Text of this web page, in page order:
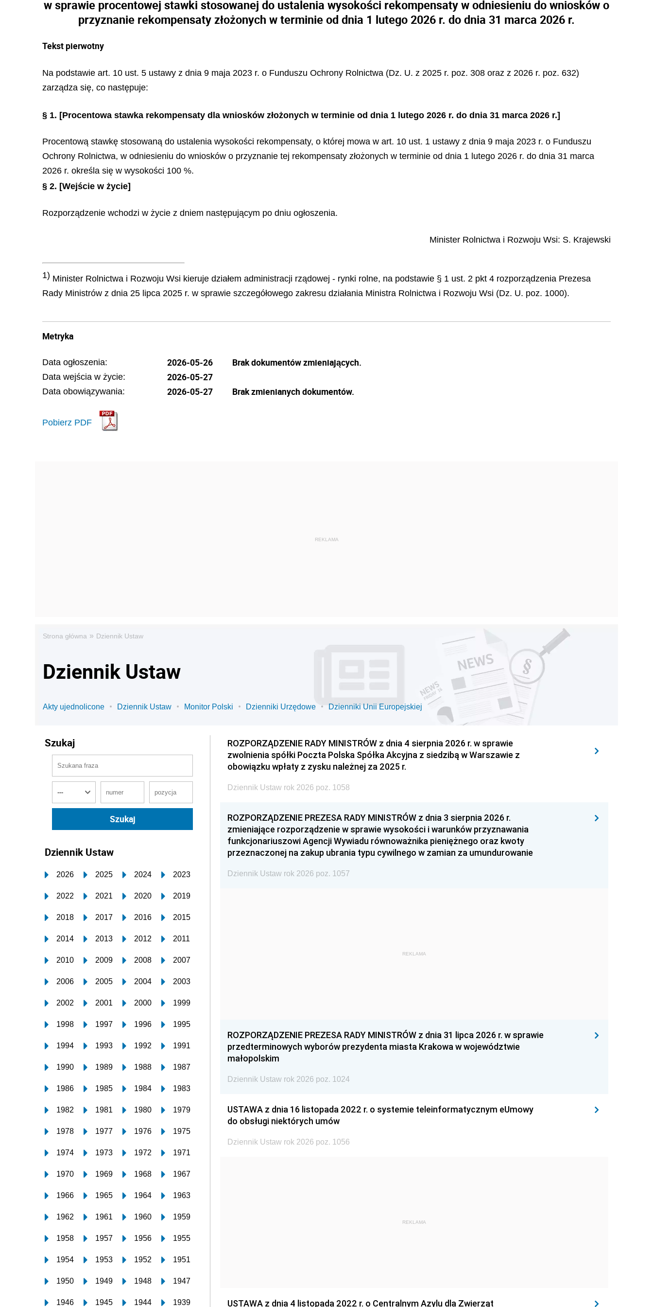
w sprawie procentowej stawki stosowanej do ustalenia wysokości rekompensaty w odniesieniu do wniosków o
przyznanie rekompensaty złożonych w terminie od dnia 1 lutego 2026 r. do dnia 31 marca 2026 r.
Tekst pierwotny
Na podstawie art. 10 ust. 5 ustawy z dnia 9 maja 2023 r. o Funduszu Ochrony Rolnictwa (Dz. U. z 2025 r. poz. 308 oraz z 2026 r. poz. 632)
zarządza się, co następuje:
§ 1. [Procentowa stawka rekompensaty dla wniosków złożonych w terminie od dnia 1 lutego 2026 r. do dnia 31 marca 2026 r.]
Procentową stawkę stosowaną do ustalenia wysokości rekompensaty, o której mowa w art. 10 ust. 1 ustawy z dnia 9 maja 2023 r. o Funduszu
Ochrony Rolnictwa, w odniesieniu do wniosków o przyznanie tej rekompensaty złożonych w terminie od dnia 1 lutego 2026 r. do dnia 31 marca
2026 r. określa się w wysokości 100 %.
§ 2. [Wejście w życie]
Rozporządzenie wchodzi w życie z dniem następującym po dniu ogłoszenia.
Minister Rolnictwa i Rozwoju Wsi: S. Krajewski
1) Minister Rolnictwa i Rozwoju Wsi kieruje działem administracji rządowej - rynki rolne, na podstawie § 1 ust. 2 pkt 4 rozporządzenia Prezesa
Rady Ministrów z dnia 25 lipca 2025 r. w sprawie szczegółowego zakresu działania Ministra Rolnictwa i Rozwoju Wsi (Dz. U. poz. 1000).
Metryka
Data ogłoszenia: 2026-05-26
Data wejścia w życie: 2026-05-27
Data obowiązywania: 2026-05-27
Pobierz PDF
Brak dokumentów zmieniających.
Brak zmienianych dokumentów.
Strona główna » Dziennik Ustaw
Dziennik Ustaw
Akty ujednolicone Dziennik Ustaw Monitor Polski Dzienniki Urzędowe Dzienniki Unii Europejskiej
Szukaj
Dziennik Ustaw
2026 2025 2024 2023
2022 2021 2020 2019
2018 2017 2016 2015
2014 2013 2012 2011
2010 2009 2008 2007
2006 2005 2004 2003
2002 2001 2000 1999
1998 1997 1996 1995
1994 1993 1992 1991
1990 1989 1988 1987
1986 1985 1984 1983
1982 1981 1980 1979
1978 1977 1976 1975
1974 1973 1972 1971
1970 1969 1968 1967
1966 1965 1964 1963
1962 1961 1960 1959
1958 1957 1956 1955
1954 1953 1952 1951
1950 1949 1948 1947
1946 1945 1944 1939
ROZPORZĄDZENIE RADY MINISTRÓW z dnia 4 sierpnia 2026 r. w sprawie
zwolnienia spółki Poczta Polska Spółka Akcyjna z siedzibą w Warszawie z
obowiązku wpłaty z zysku należnej za 2025 r.
Dziennik Ustaw rok 2026 poz. 1058
ROZPORZĄDZENIE PREZESA RADY MINISTRÓW z dnia 3 sierpnia 2026 r.
zmieniające rozporządzenie w sprawie wysokości i warunków przyznawania
funkcjonariuszowi Agencji Wywiadu równoważnika pieniężnego oraz kwoty
przeznaczonej na zakup ubrania typu cywilnego w zamian za umundurowanie
Dziennik Ustaw rok 2026 poz. 1057
REKLAMA
ROZPORZĄDZENIE PREZESA RADY MINISTRÓW z dnia 31 lipca 2026 r. w sprawie
przedterminowych wyborów prezydenta miasta Krakowa w województwie
małopolskim
Dziennik Ustaw rok 2026 poz. 1024
USTAWA z dnia 16 listopada 2022 r. o systemie teleinformatycznym eUmowy
do obsługi niektórych umów
Dziennik Ustaw rok 2026 poz. 1056
REKLAMA
USTAWA z dnia 4 listopada 2022 r. o Centralnym Azylu dla Zwierząt